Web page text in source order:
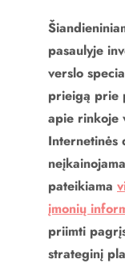
pasaulyje
verslo
prieigą prie
apie rinkoje
Internetinės
pateikiama
įmonių
priimti
strateginį